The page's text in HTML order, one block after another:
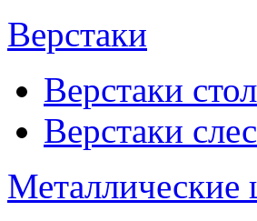
Верстаки
Верстаки
Верстаки